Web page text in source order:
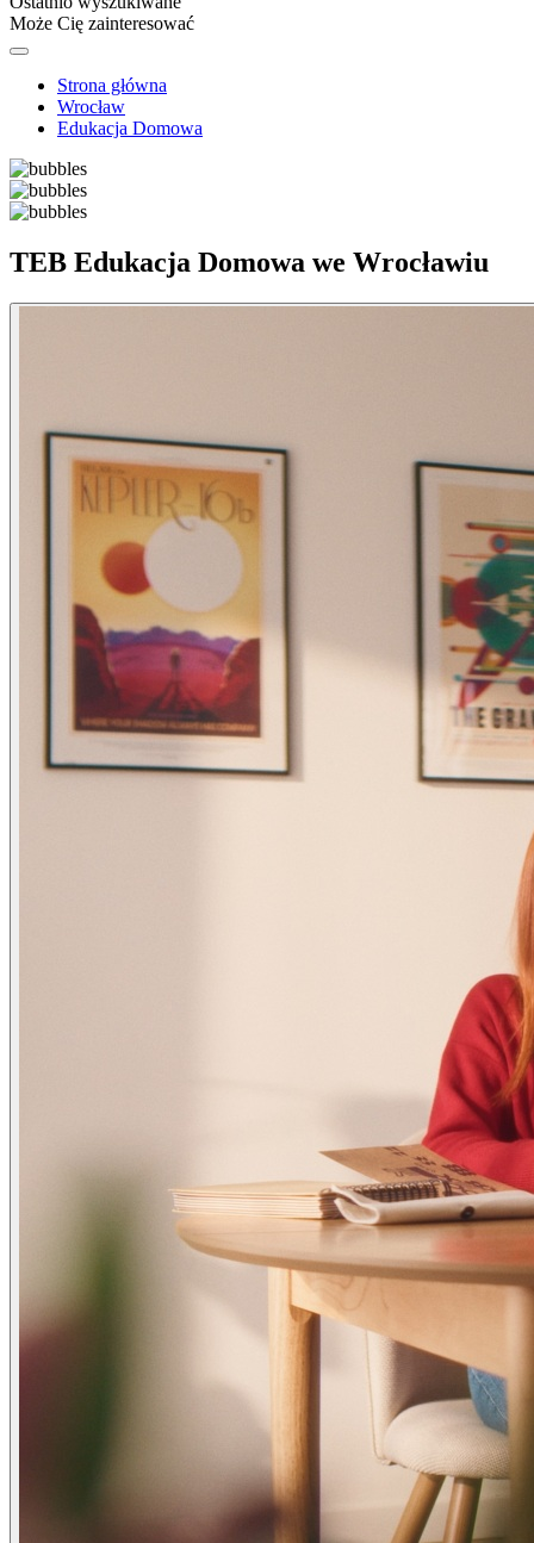
Może Cię zainteresować
Strona główna
Wrocław
Edukacja Domowa
TEB Edukacja Domowa we Wrocławiu